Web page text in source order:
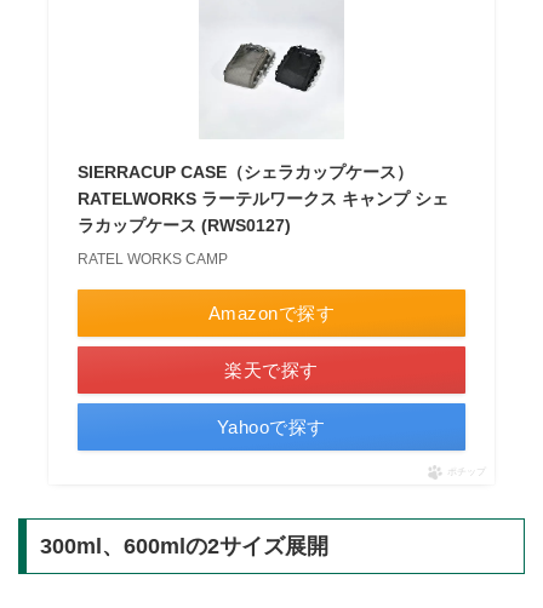
SIERRACUP CASE（シェラカップケース）
RATELWORKS ラーテルワークス キャンプ シェ
ラカップケース (RWS0127)
RATEL WORKS CAMP
Amazonで探す
楽天で探す
Yahooで探す
ポチップ
300ml、600mlの2サイズ展開